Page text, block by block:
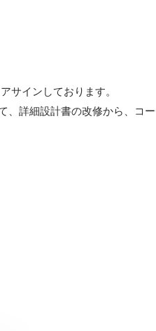
サインしております。
、詳細設計書の改修から、コ